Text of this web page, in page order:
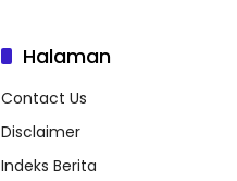
Halaman
Contact Us
Disclaimer
Indeks Berita